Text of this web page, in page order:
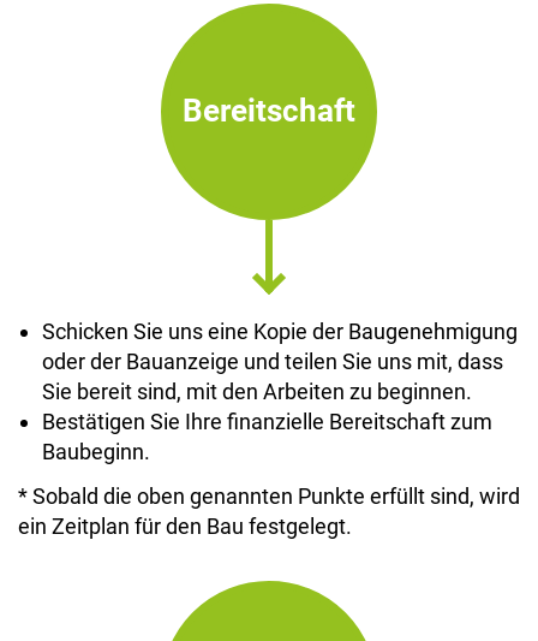
Bereitschaft
Schicken Sie uns eine Kopie der Baugenehmigung
oder der Bauanzeige und teilen Sie uns mit, dass
Sie bereit sind, mit den Arbeiten zu beginnen.
Bestätigen Sie Ihre finanzielle Bereitschaft zum
Baubeginn.
* Sobald die oben genannten Punkte erfüllt sind, wird
ein Zeitplan für den Bau festgelegt.